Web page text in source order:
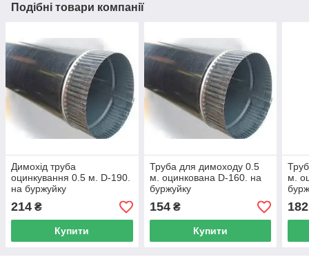
Подібні товари компанії
Димохід труба
оцинкування 0.5 м. D-190.
на буржуйку
214 ₴
Купити
Труба для димоходу 0.5
м. оцинкована D-160. на
буржуйку
154₴
Купити
м.
182